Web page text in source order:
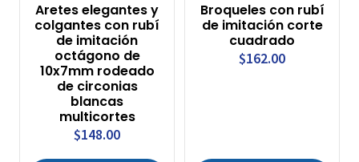
Aretes elegantes y
colgantes con rubí
de imitación
octágono de
10x7mm rodeado
de circonias
blancas
multicortes
$148.00
Broqueles con rubí
de imitación corte
cuadrado
$162.00